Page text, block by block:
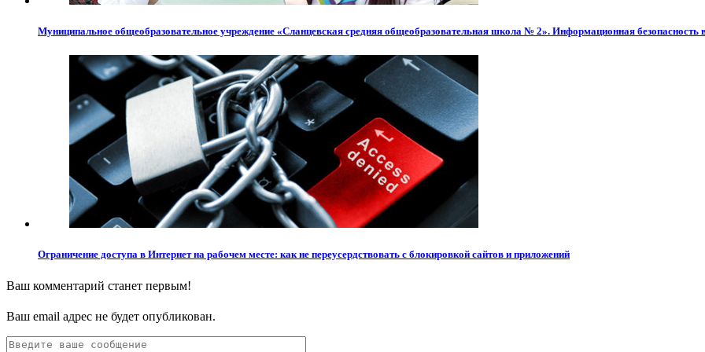
Муниципальное общеобразовательное учреждение «Сланцевская средняя общеобразовательная школа № 2». Информационная безопасность
Ограничение доступа в Интернет на рабочем месте: как не переусердствовать с блокировкой сайтов и приложений
Ваш комментарий станет первым!
Ваш email адрес не будет опубликован.